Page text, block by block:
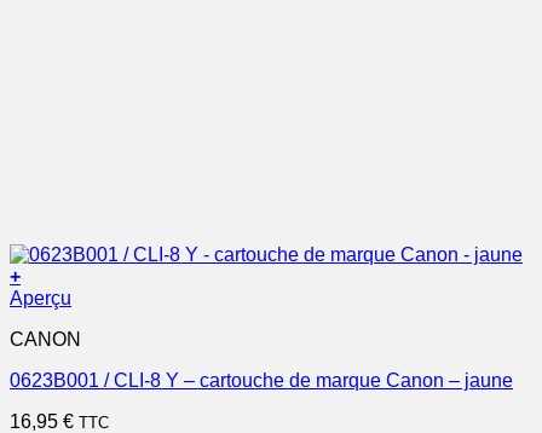
+
Aperçu
CANON
0623B001 / CLI-8 Y – cartouche de marque Canon – jaune
16,95 € TTC